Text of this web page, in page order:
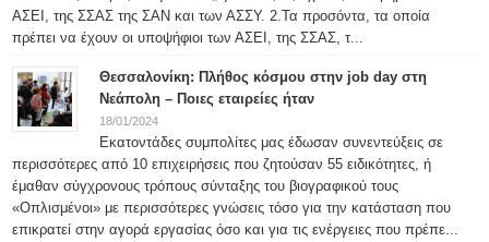
ΑΣΕΙ, της ΣΣΑΣ της ΣΑΝ και των ΑΣΣΥ. 2.Τα προσόντα, τα οποία
πρέπει να έχουν οι υποψήφιοι των ΑΣΕΙ, της ΣΣΑΣ, τ...
Θεσσαλονίκη: Πλήθος κόσμου στην job day στη
Νεάπολη – Ποιες εταιρείες ήταν
18/01/2024
Εκατοντάδες συμπολίτες μας έδωσαν συνεντεύξεις σε
περισσότερες από 10 επιχειρήσεις που ζητούσαν 55 ειδικότητες, ή
έμαθαν σύγχρονους τρόπους σύνταξης του βιογραφικού τους
«Οπλισμένοι» με περισσότερες γνώσεις τόσο για την κατάσταση που
επικρατεί στην αγορά εργασίας όσο και για τις ενέργειες που πρέπε...